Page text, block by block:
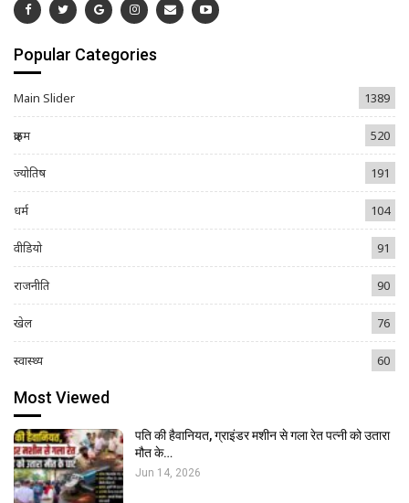
Popular Categories
Main Slider 1389
क्राइम 520
ज्योतिष 191
धर्म 104
वीडियो 91
राजनीति 90
खेल 76
स्वास्थ्य 60
Most Viewed
पति की हैवानियत, ग्राइंडर मशीन से गला रेत पत्नी को उतारा
मौत के…
Jun 14, 2026